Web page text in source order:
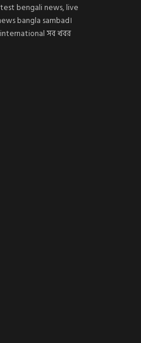
bengali news, live
bangla sambad।
সব খবর